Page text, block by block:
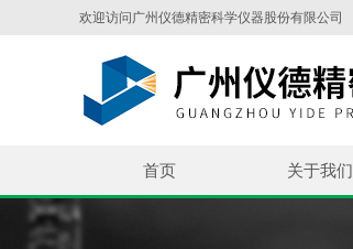
欢迎访问广州仪德精密科学仪器股份有限公司
首页 关于我们